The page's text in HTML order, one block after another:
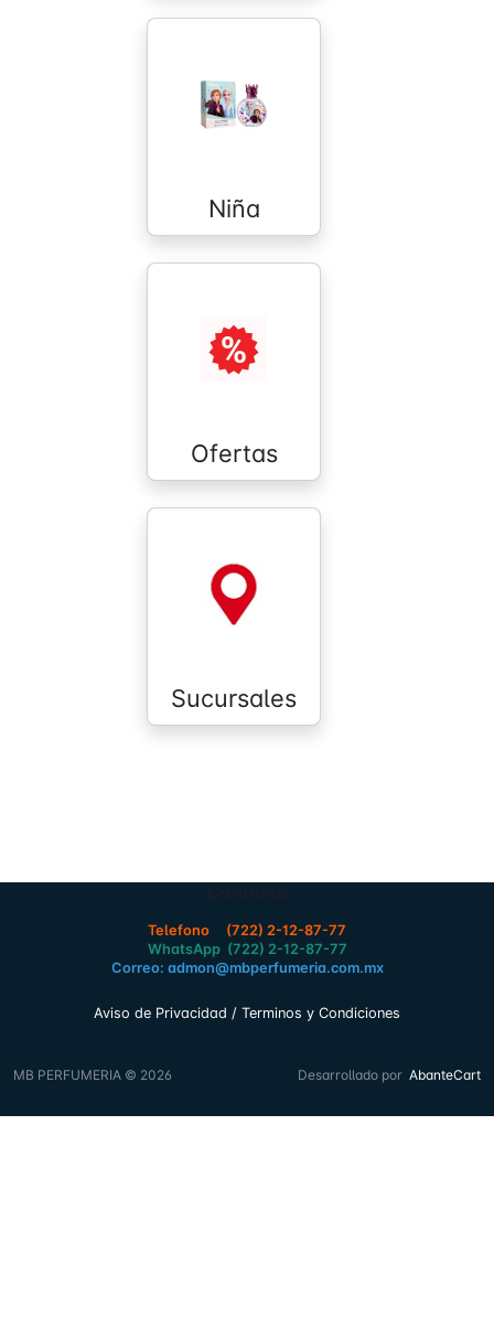
Niña
Ofertas
Sucursales
Telefono (722) 2-12-87-77
WhatsApp (722) 2-12-87-77
Correo: admon@mbperfumeria.com.mx
Aviso de Privacidad / Terminos y Condiciones
MB PERFUMERIA © 2026 Desarrollado por AbanteCart